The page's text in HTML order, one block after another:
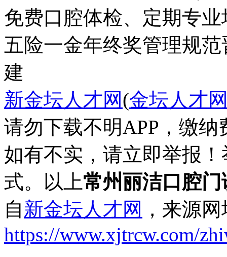
免费口腔体检、定期专
五险一金年终奖管理规范
建
新金坛人才网(金坛人才
请勿下载不明APP，缴
如有不实，请立即举报
式。以上常州丽洁口腔
自新金坛人才网 ，来源
https://www.xjtrcw.com/